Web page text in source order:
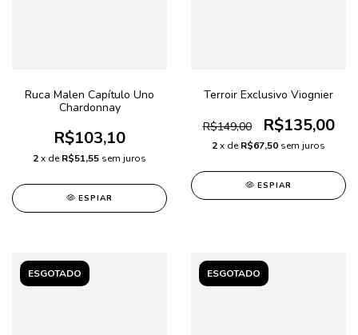
Ruca Malen Capítulo Uno
Chardonnay
R$103,10
2x deR$51,55 sem juros
ESPIAR
Terroir Exclusivo Viognier
R$149,00 R$135,00
2x deR$67,50 sem juros
ESPIAR
ESGOTADO ESGOTADO